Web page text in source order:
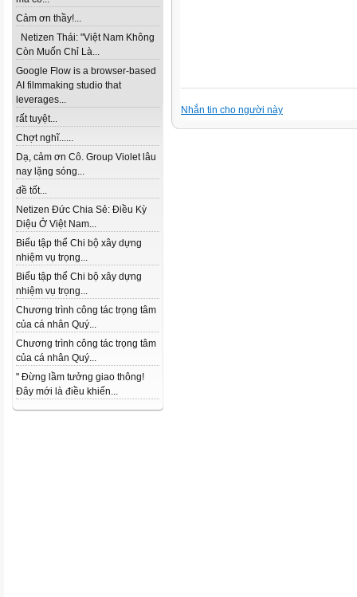
Cảm ơn thầy!...
Netizen Thái: "Việt Nam Không
Còn Muốn Chỉ Là...
Google Flow is a browser-based
AI filmmaking studio that
leverages...
rất tuyệt...
Chợt nghĩ......
Dạ, cảm ơn Cô. Group Violet lâu
nay lặng sóng...
đề tốt...
Netizen Đức Chia Sẻ: Điều Kỳ
Diệu Ở Việt Nam...
Biểu tập thể Chi bộ xây dựng
nhiệm vụ trọng...
Biểu tập thể Chi bộ xây dựng
nhiệm vụ trọng...
Chương trình công tác trọng tâm
của cá nhân Quý...
Chương trình công tác trọng tâm
của cá nhân Quý...
" Đừng lầm tưởng giao thông!
Đây mới là điều khiến...
Nhắn tin cho người này